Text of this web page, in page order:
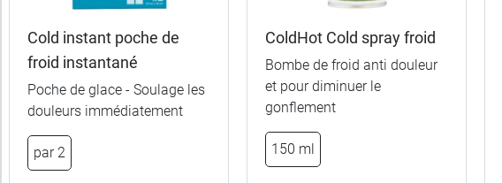
Catégories
Sous-
Cold instant poche de
froid instantané
Poche de glace - Soulage les
douleurs immédiatement
par 2
ColdHot Cold spray froid
Bombe de froid anti douleur
et pour diminuer le
gonflement
150 ml